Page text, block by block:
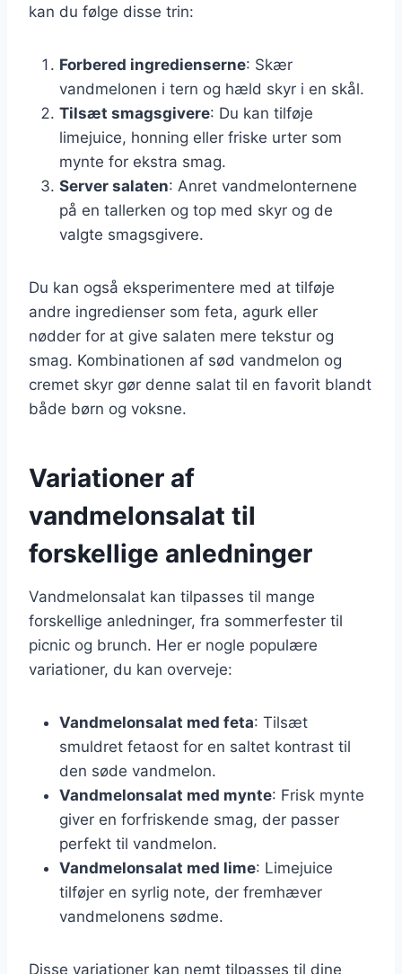
kan du følge disse trin:
Forbered ingredienserne: Skær
vandmelonen i tern og hæld skyr i en skål.
Tilsæt smagsgivere: Du kan tilføje
limejuice, honning eller friske urter som
mynte for ekstra smag.
Server salaten: Anret vandmelonternene
på en tallerken og top med skyr og de
valgte smagsgivere.
Du kan også eksperimentere med at tilføje
andre ingredienser som feta, agurk eller
nødder for at give salaten mere tekstur og
smag. Kombinationen af sød vandmelon og
cremet skyr gør denne salat til en favorit blandt
både børn og voksne.
Variationer af
vandmelonsalat til
forskellige anledninger
Vandmelonsalat kan tilpasses til mange
forskellige anledninger, fra sommerfester til
picnic og brunch. Her er nogle populære
variationer, du kan overveje:
Vandmelonsalat med feta: Tilsæt
smuldret fetaost for en saltet kontrast til
den søde vandmelon.
Vandmelonsalat med mynte: Frisk mynte
giver en forfriskende smag, der passer
perfekt til vandmelon.
Vandmelonsalat med lime: Limejuice
tilføjer en syrlig note, der fremhæver
vandmelonens sødme.
Disse variationer kan nemt tilpasses til dine